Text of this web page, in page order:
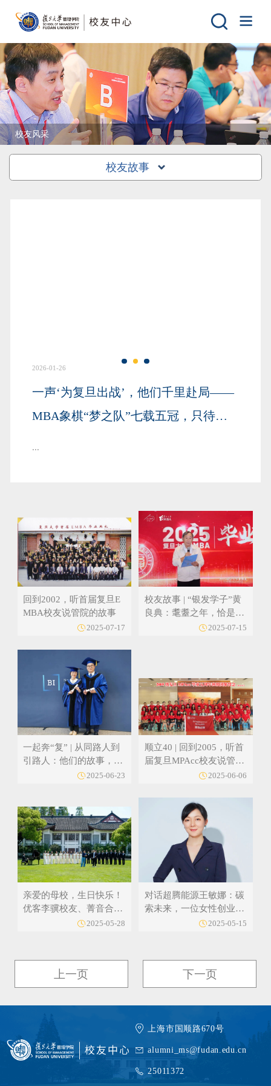
校友风采
校友故事
2026-01-26
一声‘为复旦出战’，他们千里赴局——
MBA象棋“梦之队”七载五冠，只待热
...
回到2002，听首届复旦E
MBA校友说管院的故事
2025-07-17
校友故事 | “银发学子”黄
良典：耄耋之年，恰是求
2025-07-15
一起奔“复” | 从同路人到
引路人：他们的故事，
是“爱出者爱返”的最好注
2025-06-23
顺立40 | 回到2005，听首
届复旦MPAcc校友说管院
2025-06-06
亲爱的母校，生日快乐！
优客李骥校友、菁音合唱
团成员领唱复旦校庆歌
2025-05-28
对话超腾能源王敏娜：碳
索未来，一位女性创业者
2025-05-15
上一页 下一页
上海市国顺路670号
alumni_ms@fudan.edu.cn
25011372